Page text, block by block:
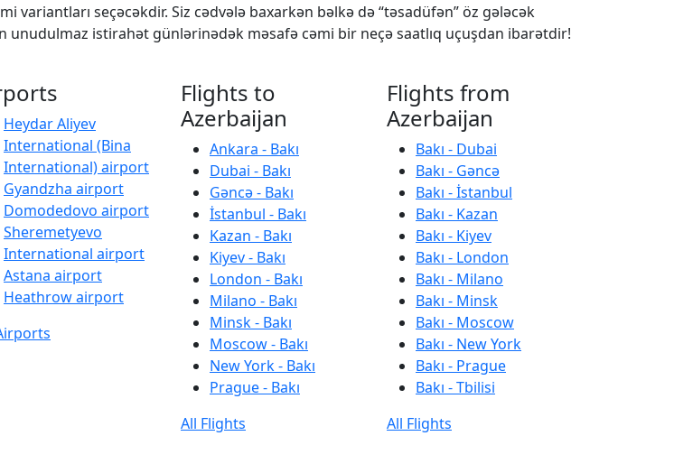
variantları seçəcəkdir. Siz cədvələ baxarkən bəlkə də “təsadüfən” öz gələcək
unudulmaz istirahət günlərinədək məsafə cəmi bir neçə saatlıq uçuşdan ibarətdir!
Heydar Aliyev
International (Bina
International) airport
Gyandzha airport
Domodedovo airport
Sheremetyevo
International airport
Astana airport
Heathrow airport
Flights to
Azerbaijan
Ankara - Bakı
Dubai - Bakı
Gəncə - Bakı
İstanbul - Bakı
Kazan - Bakı
Kiyev - Bakı
London - Bakı
Milano - Bakı
Minsk - Bakı
Moscow - Bakı
New York - Bakı
Prague - Bakı
All Flights
Flights from
Azerbaijan
Bakı - Dubai
Bakı - Gəncə
Bakı - İstanbul
Bakı - Kazan
Bakı - Kiyev
Bakı - London
Bakı - Milano
Bakı - Minsk
Bakı - Moscow
Bakı - New York
Bakı - Prague
Bakı - Tbilisi
All Flights